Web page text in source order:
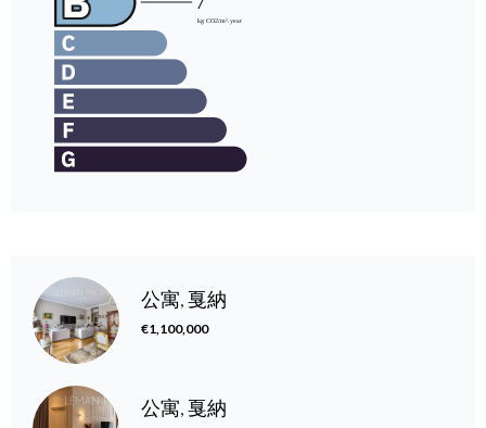
公寓, 戛納
€1,100,000
公寓, 戛納